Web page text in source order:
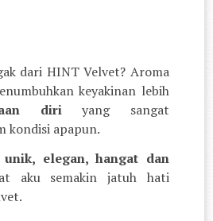
dari HINT Velvet? Aroma
keyakinan lebih
diriyang sangat
kondisi apapun.
unik, elegan, hangat dan
aku semakin jatuh hati